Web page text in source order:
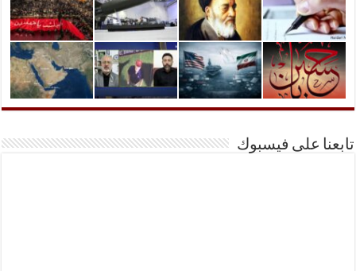
تابعنا على فيسبوك